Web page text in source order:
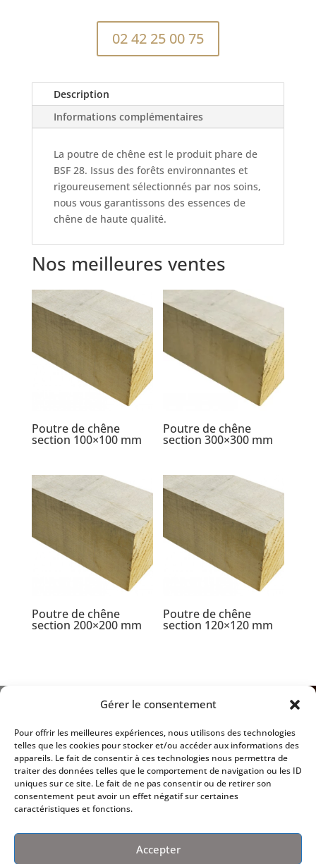
Gérer le consentement
Pour offrir les meilleures expériences, nous utilisons des technologies
telles que les cookies pour stocker et/ou accéder aux informations des
appareils. Le fait de consentir à ces technologies nous permettra de
traiter des données telles que le comportement de navigation ou les ID
uniques sur ce site. Le fait de ne pas consentir ou de retirer son
consentement peut avoir un effet négatif sur certaines
caractéristiques et fonctions.
Accepter
02 42 25 00 75
Description
Informations complémentaires
La poutre de chêne est le produit phare de
BSF 28. Issus des forêts environnantes et
rigoureusement sélectionnés par nos soins,
nous vous garantissons des essences de
chêne de haute qualité.
Nos meilleures ventes
Poutre de chêne
section 100×100 mm
Poutre de chêne
section 300×300 mm
Poutre de chêne
section 200×200 mm
Poutre de chêne
section 120×120 mm
BSF 28 - BOIS SOLUTIONS F
 HORAIRES D'OUVERTURE
Du lundi au jeudi 8H-12H et 14H-17H30.
Fermeture à 12H le vendredi
EMAIL